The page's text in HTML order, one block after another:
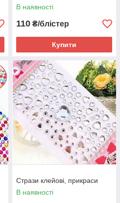
В наявності
110 ₴/блістер
Купити
Стрази клейові, прикраси
В наявності